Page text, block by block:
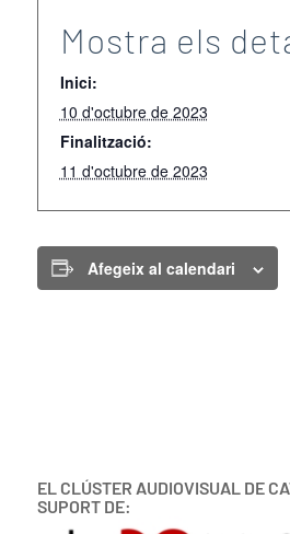
Mostra els
Inici:
10 d'octubre de 2023
Finalització:
11 d'octubre de 2023
Afegeix al calendari
EL CLÚSTER AUDIOVISUAL DE
SUPORT DE: